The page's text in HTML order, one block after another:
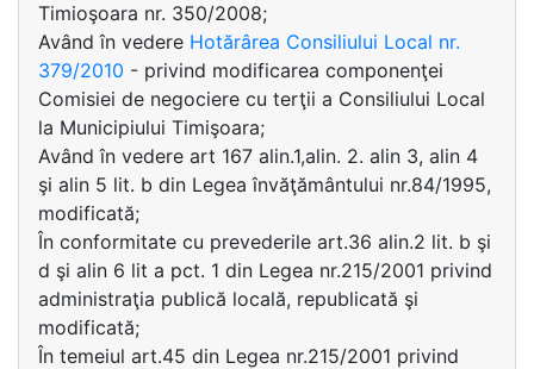
Timioşoara nr. 350/2008;
Având în vedere Hotărârea Consiliului Local nr.
379/2010 - privind modificarea componenţei
Comisiei de negociere cu terţii a Consiliului Local
la Municipiului Timişoara;
Având în vedere art 167 alin.1,alin. 2. alin 3, alin 4
şi alin 5 lit. b din Legea învăţământului nr.84/1995,
modificată;
În conformitate cu prevederile art.36 alin.2 lit. b şi
d şi alin 6 lit a pct. 1 din Legea nr.215/2001 privind
administraţia publică locală, republicată şi
modificată;
În temeiul art.45 din Legea nr.215/2001 privind